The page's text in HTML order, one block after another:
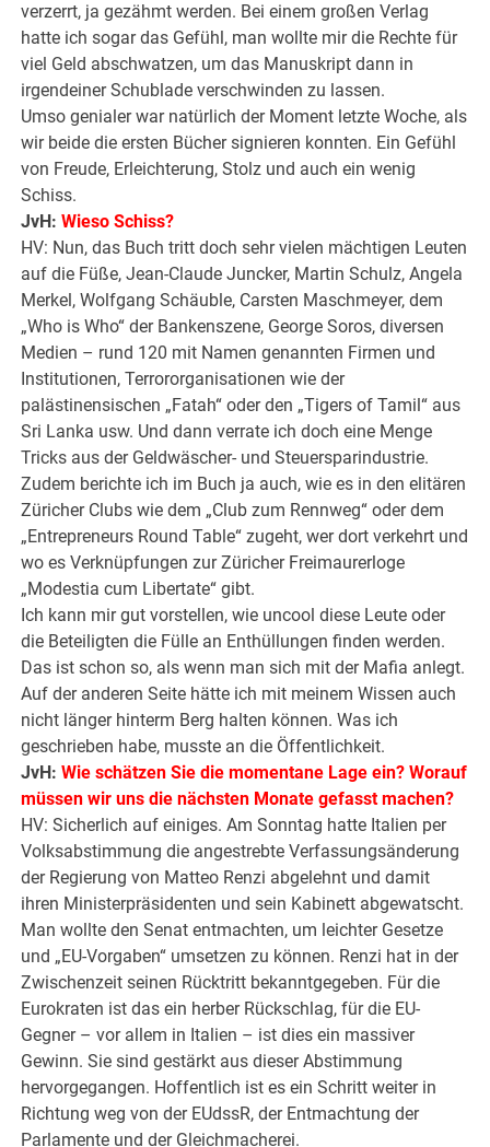
verzerrt, ja gezähmt werden. Bei einem großen Verlag
hatte ich sogar das Gefühl, man wollte mir die Rechte für
viel Geld abschwatzen, um das Manuskript dann in
irgendeiner Schublade verschwinden zu lassen.
Umso genialer war natürlich der Moment letzte Woche, als
wir beide die ersten Bücher signieren konnten. Ein Gefühl
von Freude, Erleichterung, Stolz und auch ein wenig
Schiss.
JvH:Wieso Schiss?
HV: Nun, das Buch tritt doch sehr vielen mächtigen Leuten
auf die Füße, Jean-Claude Juncker, Martin Schulz, Angela
Merkel, Wolfgang Schäuble, Carsten Maschmeyer, dem
„Who is Who“ der Bankenszene, George Soros, diversen
Medien – rund 120 mit Namen genannten Firmen und
Institutionen, Terrororganisationen wie der
palästinensischen „Fatah“ oder den „Tigers of Tamil“ aus
Sri Lanka usw. Und dann verrate ich doch eine Menge
Tricks aus der Geldwäscher- und Steuersparindustrie.
Zudem berichte ich im Buch ja auch, wie es in den elitären
Züricher Clubs wie dem „Club zum Rennweg“ oder dem
„Entrepreneurs Round Table“ zugeht, wer dort verkehrt und
wo es Verknüpfungen zur Züricher Freimaurerloge
„Modestia cum Libertate“ gibt.
Ich kann mir gut vorstellen, wie uncool diese Leute oder
die Beteiligten die Fülle an Enthüllungen finden werden.
Das ist schon so, als wenn man sich mit der Mafia anlegt.
Auf der anderen Seite hätte ich mit meinem Wissen auch
nicht länger hinterm Berg halten können. Was ich
geschrieben habe, musste an die Öffentlichkeit.
JvH:Wie schätzen Sie die momentane Lage ein? Worauf
müssen wir uns die nächsten Monate gefasst machen?
HV: Sicherlich auf einiges. Am Sonntag hatte Italien per
Volksabstimmung die angestrebte Verfassungsänderung
der Regierung von Matteo Renzi abgelehnt und damit
ihren Ministerpräsidenten und sein Kabinett abgewatscht.
Man wollte den Senat entmachten, um leichter Gesetze
und „EU-Vorgaben“ umsetzen zu können. Renzi hat in der
Zwischenzeit seinen Rücktritt bekanntgegeben. Für die
Eurokraten ist das ein herber Rückschlag, für die EU-
Gegner – vor allem in Italien – ist dies ein massiver
Gewinn. Sie sind gestärkt aus dieser Abstimmung
hervorgegangen. Hoffentlich ist es ein Schritt weiter in
Richtung weg von der EUdssR, der Entmachtung der
Parlamente und der Gleichmacherei.